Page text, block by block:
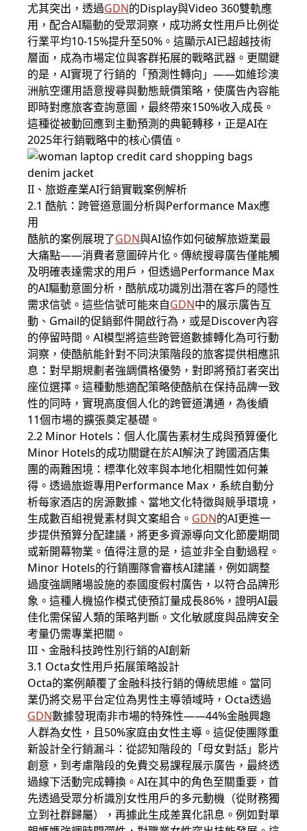
尤其突出，透過GDN的Display與Video 360雙軌應
用，配合AI驅動的受眾洞察，成功將女性用戶比例從
行業平均10-15%提升至50%。這顯示AI已超越技術
層面，成為市場定位與客群拓展的戰略武器。更關鍵
的是，AI實現了行銷的「預測性轉向」——如維珍澳
洲航空運用語意搜尋與動態競價策略，使廣告內容能
即時對應旅客查詢意圖，最終帶來150%收入成長。
這種從被動回應到主動預測的典範轉移，正是AI在
2025年行銷戰略中的核心價值。
II、旅遊產業AI行銷實戰案例解析
2.1 酷航：跨管道意圖分析與Performance Max應
用
酷航的案例展現了GDN與AI協作如何破解旅遊業最
大痛點——消費者意圖碎片化。傳統搜尋廣告僅能觸
及明確表達需求的用戶，但透過Performance Max
的AI驅動意圖分析，酷航成功識別出潛在客戶的隱性
需求信號。這些信號可能來自GDN中的展示廣告互
動、Gmail的促銷郵件開啟行為，或是Discover內容
的停留時間。AI模型將這些跨管道數據轉化為可行動
洞察，使酷航能針對不同決策階段的旅客提供相應訊
息：對早期規劃者強調價格優勢，對即將預訂者突出
座位選擇。這種動態適配策略使酷航在保持品牌一致
性的同時，實現高度個人化的跨管道溝通，為後續
11個市場的擴張奠定基礎。
2.2 Minor Hotels：個人化廣告素材生成與預算優化
Minor Hotels的成功關鍵在於AI解決了跨國酒店集
團的兩難困境：標準化效率與本地化相關性如何兼
得。透過旅遊專用Performance Max，系統自動分
析每家酒店的房源數據、當地文化特徵與競爭環境，
生成數百組視覺素材與文案組合。 GDN的AI更進一
步提供預算分配建議，將更多資源導向文化節慶期間
或新開幕物業。值得注意的是，這並非全自動過程。
Minor Hotels的行銷團隊會審核AI建議，例如調整
過度強調賭場設施的泰國度假村廣告，以符合品牌形
象。這種人機協作模式使預訂量成長86%，證明AI最
佳化需保留人類的策略判斷。文化敏感度與品牌安全
考量仍需專業把關。
III、金融科技跨性別行銷的AI創新
3.1 Octa女性用戶拓展策略設計
Octa的案例顛覆了金融科技行銷的傳統思維。當同
業仍將交易平台定位為男性主導領域時，Octa透過
GDN數據發現南非市場的特殊性——44%金融興趣
人群為女性，且50%家庭由女性主導。這促使團隊重
新設計全行銷漏斗：從認知階段的「母女對話」影片
創意，到考慮階段的免費交易課程展示廣告，最終透
過線下活動完成轉換。AI在其中的角色至關重要，首
先透過受眾分析識別女性用戶的多元動機（從財務獨
立到社群歸屬），再據此生成差異化訊息。例如對單